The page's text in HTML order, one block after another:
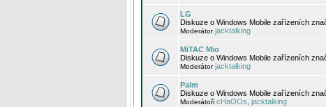
LG
Diskuze o Windows Mobile zařízeních
Moderátorjacktalking
MiTAC Mio
Diskuze o Windows Mobile zařízeních
Moderátorjacktalking
Palm
Diskuze o Windows Mobile zařízeních
Moderátoři cHaOOs jacktalking